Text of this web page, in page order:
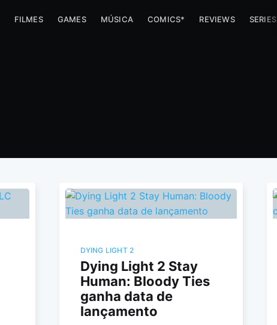
FILMES GAMES MÚSICA COMICS* REVIEWS SERIES
DYING LIGHT 2
Dying Light 2 Stay
Human: Bloody Ties
ganha data de
lançamento